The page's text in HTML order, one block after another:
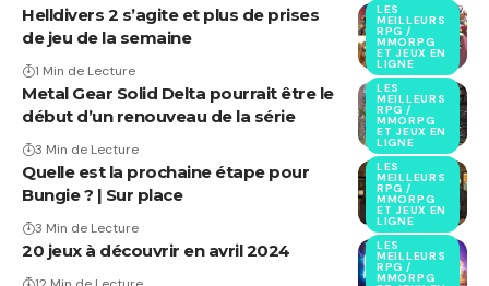
LES
MEILLEURS
RPG /
MMORPG
ET JEUX EN
LIGNE
Helldivers 2 s’agite et plus de prises
de jeu de la semaine
1 Min de Lecture
LES
MEILLEURS
RPG /
MMORPG
ET JEUX EN
LIGNE
Metal Gear Solid Delta pourrait être le
début d’un renouveau de la série
3 Min de Lecture
LES
MEILLEURS
RPG /
MMORPG
ET JEUX EN
LIGNE
Quelle est la prochaine étape pour
Bungie ? | Sur place
3 Min de Lecture
LES
MEILLEURS
RPG /
MMORPG
20 jeux à découvrir en avril 2024